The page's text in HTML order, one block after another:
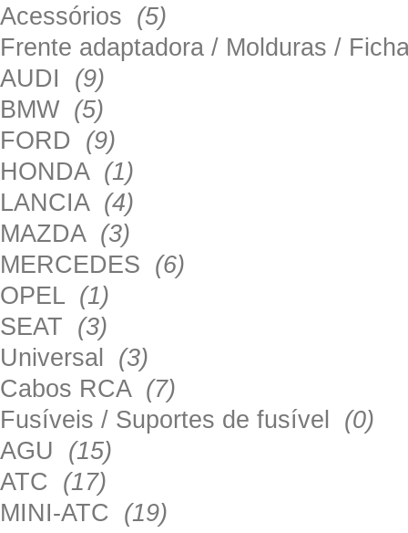
Acessórios (5)
Frente adaptadora / Molduras /
AUDI (9)
BMW (5)
FORD (9)
HONDA (1)
LANCIA (4)
MAZDA (3)
MERCEDES (6)
OPEL (1)
SEAT (3)
Universal (3)
Cabos RCA (7)
Fusíveis / Suportes de fusível (0)
AGU (15)
ATC (17)
MINI-ATC (19)